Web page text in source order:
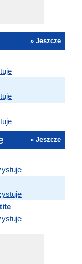
» Jeszcze
» Jeszcze